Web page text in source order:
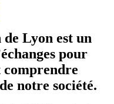
Lyon est un
pour
notre société.